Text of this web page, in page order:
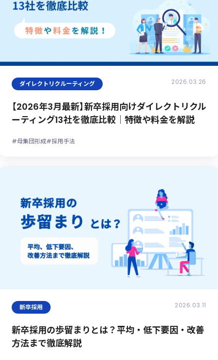
ダイレクトリクルーティング 2026.03.26
【2026年3月最新】新卒採用向けダイレクトリクル
ーティング13社を徹底比較｜特徴や料金を解説
#母集団形成#採用手法
新卒採用 2026.03.11
新卒採用の歩留まりとは？平均・低下要因・改善
方法まで徹底解説